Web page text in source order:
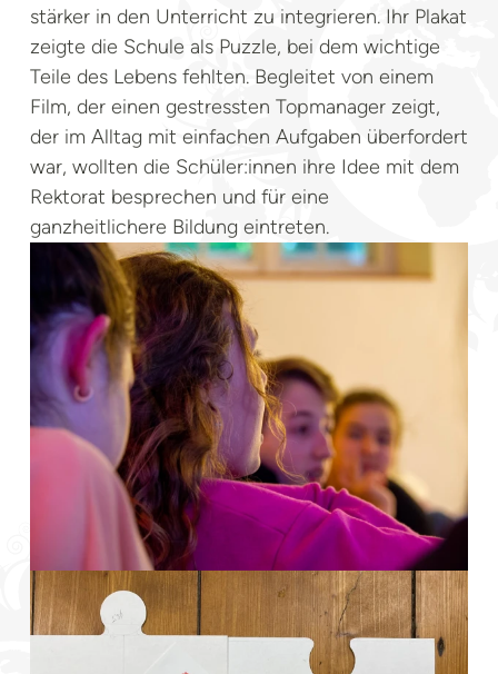
stärker in den Unterricht zu integrieren. Ihr Plakat
zeigte die Schule als Puzzle, bei dem wichtige
Teile des Lebens fehlten. Begleitet von einem
Film, der einen gestressten Topmanager zeigt,
der im Alltag mit einfachen Aufgaben überfordert
war, wollten die Schüler:innen ihre Idee mit dem
Rektorat besprechen und für eine
ganzheitlichere Bildung eintreten.